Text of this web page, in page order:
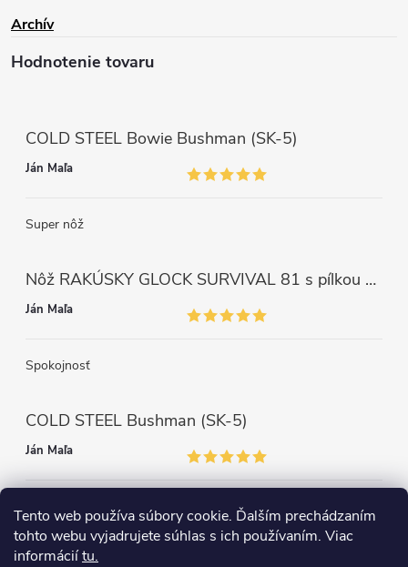
Tento web používa súbory cookie. Ďalším prechádzaním
tohto webu vyjadrujete súhlas s ich používaním. Viac
informáciítu.
Archív
Hodnotenie tovaru
COLD STEEL Bowie Bushman (SK-5)
Ján Maľa
Super nôž
Nôž RAKÚSKY GLOCK SURVIVAL 81 s pílkou ZELENÝ
Ján Maľa
Spokojnosť
COLD STEEL Bushman (SK-5)
Ján Maľa
Môžem len povedať super,super a super nôž